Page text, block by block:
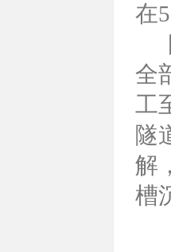
在
全
工
隧
解
槽